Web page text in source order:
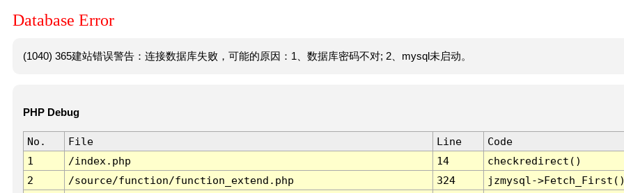
Database Error
(1040) 365建站错误警告：连接数据库失败，可能的原因：1、数据库密码不对; 2、mysql未启动。
PHP Debug
No. File Line
Code
1
/index.php 14
checkredirect()
2
/source/function/function_extend.php 324
jzmysql-